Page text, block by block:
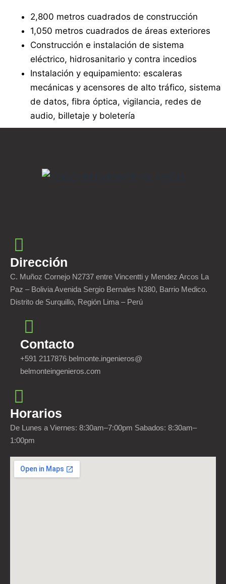
2,800 metros cuadrados de construcción
1,050 metros cuadrados de áreas exteriores
Construcción e instalación de sistema
eléctrico, hidrosanitario y contra incedios
Instalación y equipamiento: escaleras
mecánicas y acensores de alto tráfico, sistema
de datos, fibra óptica, vigilancia, redes de
audio, billetaje y boletería
Dirección
C. Muñoz Cornejo N2737 entre Vincentti y Mendez Arcos La
Paz – Bolivia Avenida Sergio Bernales N380, Barrio Medico.
Distrito de Surquillo, Región Lima – Perú
Contacto
+591 2117876 belmonte.ingenieros@
belmonteingenieros.com
Horarios
De Lunes a Viernes: 8:30am–7:00pm Sabados: 8:30am–
1:00pm